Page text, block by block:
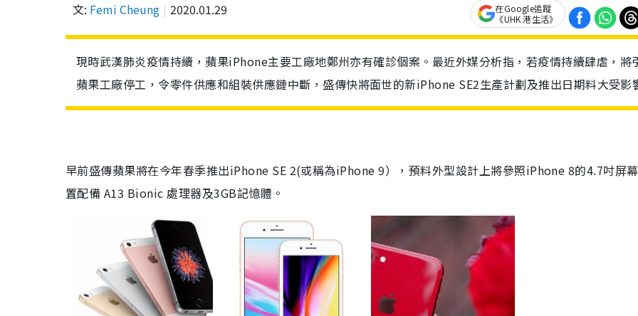
文: Femi Cheung 2020.01.29
在Google追蹤
《UHK 港生活》
現時武漢肺炎疫情持續，蘋果iPhone主要工廠地鄭州亦有確診個案。最近外媒分析指，若疫情持續肆虐，將
蘋果工廠停工，令零件供應和組裝供應鏈中斷，盛傳快將面世的新iPhone SE2生產計劃及推出日期料大受影
早前盛傳蘋果將在今年春季推出iPhone SE 2(或稱為iPhone 9），預料外型設計上將參照iPhone 8的4.7吋屏
置配備 A13 Bionic處理器及3GB記憶體。